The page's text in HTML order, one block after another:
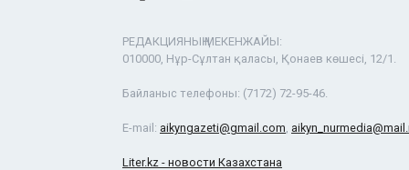
РЕДАКЦИЯНЫҢ МЕКЕНЖАЙЫ:
010000, Нұр-Сұлтан қаласы, Қонаев көшесі, 12/1.
Байланыс телефоны: (7172) 72-95-46.
E-mail: aikyngazeti@gmail.com,
Liter.kz - новости Казахстана